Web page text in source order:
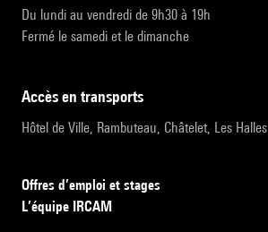
Du lundi au vendredi de 9h30 à 19h
Fermé le samedi et le dimanche
accès en transports
Hôtel de Ville, Rambuteau, Châtelet, Les Halles
Offres d’emploi et stages
L’équipe IRCAM